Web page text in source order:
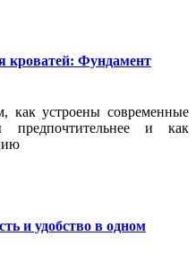
кроватей: Фундамент
как устроены современные
предпочтительнее и как
и удобство в одном